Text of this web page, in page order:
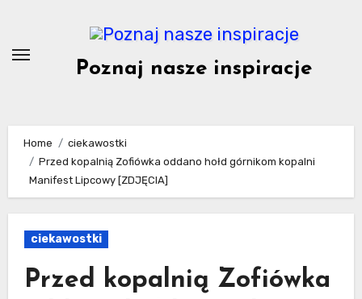
content
Poznaj nasze inspiracje
Home
ciekawostki
Przed kopalnią Zofiówka oddano hołd górnikom kopalni
Manifest Lipcowy [ZDJĘCIA]
ciekawostki
Przed kopalnią Zofiówka